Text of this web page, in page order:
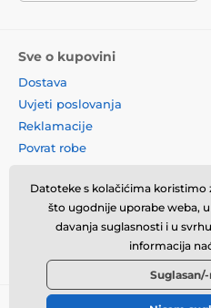
Sve o kupovini
Dostava
Uvjeti poslovanja
Reklamacije
Povrat robe
Načela o korištenju kolačića
Kontaktne informacije
Informacije o obradi osobnih
Datoteke s kolačićima koristimo
što ugodnije uporabe weba,
davanja suglasnosti i u
informacija